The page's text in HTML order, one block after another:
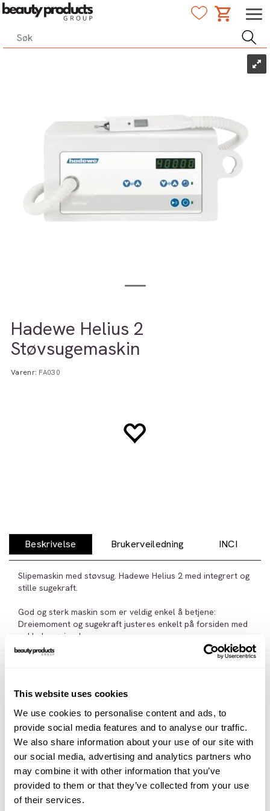
This website uses cookies
We use cookies to personalise content and ads, to
provide social media features and to analyse our traffic.
We also share information about your use of our site with
our social media, advertising and analytics partners who
may combine it with other information that you’ve
provided to them or that they’ve collected from your use
of their services.
Hadewe Helius 2
Støvsugemaskin
Varenr: FA030
Beskrivelse Brukerveiledning INCI
Slipemaskin med støvsug. Hadewe Helius 2 med integrert og
stille sugekraft.
God og sterk maskin som er veldig enkel å betjene:
Dreiemoment og sugekraft justeres enkelt på forsiden med
enkle berøringsknapper.
Hastigheten vises på displayet.
Knapp på håndstykket gjør det raskt og enkelt å skifte
rask å komme til.
Robust både for ambulerende behandling og i klinikken.
Holder for håndstykket montert på siden av maskinen.
Fra 6.000 – 40.00 omdreininger
Vekt 4,0 kg
Mål: B: 27,3 cm H: 14,2 cm D: 18,6 cm
dB: 59
Håndstykke 138 g
Alle våre maskiner selges med 2 års garanti. Under
garantitiden tilbyr vi serviceavtale (førstegangsservice),